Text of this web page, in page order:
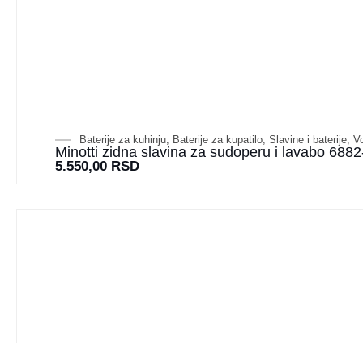
Baterije za kuhinju, Baterije za kupatilo, Slavine i baterije,
Minotti zidna slavina za sudoperu i lavabo
5.550,00 RSD